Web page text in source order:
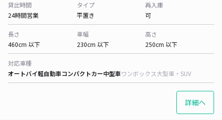
貸出時間
24時間営業
タイプ
平置き
再入庫
可
長さ
460cm 以下
車幅
230cm 以下
高さ
250cm 以下
対応車種
オートバイ軽自動車コンパクトカー中型車ワンボックス大型車・SUV
詳細へ